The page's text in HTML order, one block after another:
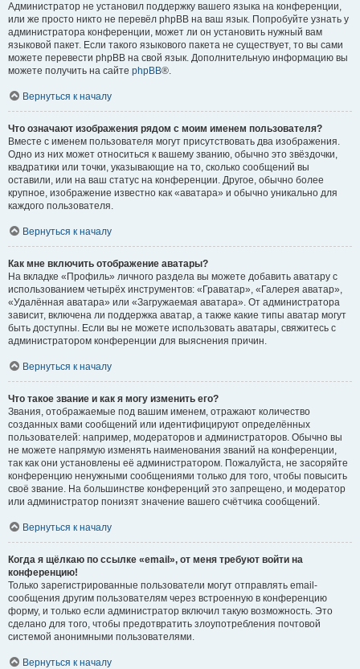
Администратор не установил поддержку вашего языка на конференции,
или же просто никто не перевёл phpBB на ваш язык. Попробуйте узнать у
администратора конференции, может ли он установить нужный вам
языковой пакет. Если такого языкового пакета не существует, то вы сами
можете перевести phpBB на свой язык. Дополнительную информацию вы
можете получить на сайте phpBB®.
Вернуться к началу
Что означают изображения рядом с моим именем пользователя?
Вместе с именем пользователя могут присутствовать два изображения.
Одно из них может относиться к вашему званию, обычно это звёздочки,
квадратики или точки, указывающие на то, сколько сообщений вы
оставили, или на ваш статус на конференции. Другое, обычно более
крупное, изображение известно как «аватара» и обычно уникально для
каждого пользователя.
Вернуться к началу
Как мне включить отображение аватары?
На вкладке «Профиль» личного раздела вы можете добавить аватару с
использованием четырёх инструментов: «Граватар», «Галерея аватар»,
«Удалённая аватара» или «Загружаемая аватара». От администратора
зависит, включена ли поддержка аватар, а также какие типы аватар могут
быть доступны. Если вы не можете использовать аватары, свяжитесь с
администратором конференции для выяснения причин.
Вернуться к началу
Что такое звание и как я могу изменить его?
Звания, отображаемые под вашим именем, отражают количество
созданных вами сообщений или идентифицируют определённых
пользователей: например, модераторов и администраторов. Обычно вы
не можете напрямую изменять наименования званий на конференции,
так как они установлены её администратором. Пожалуйста, не засоряйте
конференцию ненужными сообщениями только для того, чтобы повысить
своё звание. На большинстве конференций это запрещено, и модератор
или администратор понизят значение вашего счётчика сообщений.
Вернуться к началу
Когда я щёлкаю по ссылке «email», от меня требуют войти на
конференцию!
Только зарегистрированные пользователи могут отправлять email-
сообщения другим пользователям через встроенную в конференцию
форму, и только если администратор включил такую возможность. Это
сделано для того, чтобы предотвратить злоупотребления почтовой
системой анонимными пользователями.
Вернуться к началу